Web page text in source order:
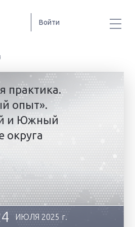
Войти
практика.
опыт».
и Южный
округа
ИЮЛЯ 2025 г.